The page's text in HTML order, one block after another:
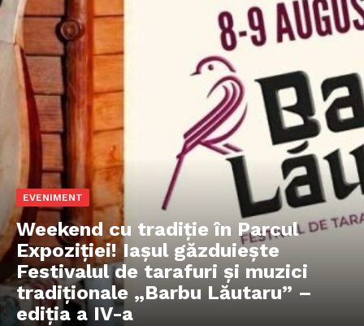
EVENIMENT
Weekend cu tradiție în Parcul
Expoziției! Iașul găzduiește
Festivalul de tarafuri și muzici
tradiționale „Barbu Lăutaru” –
ediția a IV-a